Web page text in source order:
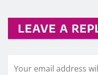
LEAVE A
Your email address